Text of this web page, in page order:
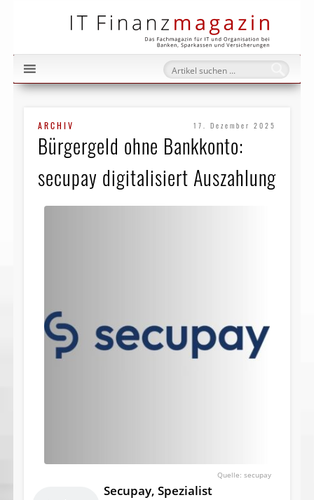
ARCHIV 17. Dezember 2025
Bürgergeld ohne Bankkonto:
secupay digitalisiert Auszahlung
secupay
Secupay, Spezialist